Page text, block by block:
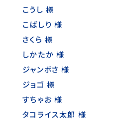
こうし 様
こばしり 様
さくら 様
しかたか 様
ジャンボさ 様
ジョゴ 様
すちゃお 様
タコライス太郎 様